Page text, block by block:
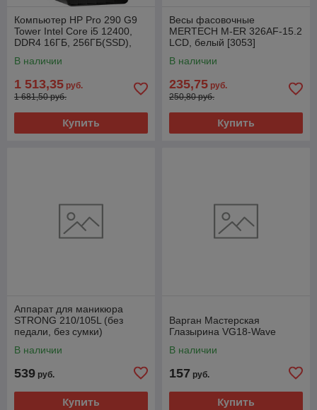
Компьютер HP Pro 290 G9
Tower Intel Core i5 12400,
DDR4 16ГБ, 256ГБ(SSD),
ODD,
В наличии
1 513,35 руб.
1 681,50 руб.
Купить
Весы фасовочные
MERTECH M-ER 326AF-15.2
LCD, белый [3053]
В наличии
235,75 руб.
250,80 руб.
Купить
Аппарат для маникюра
STRONG 210/105L (без
педали, без сумки)
В наличии
539 руб.
Купить
Варган Мастерская
Глазырина VG18-Wave
В наличии
157 руб.
Купить